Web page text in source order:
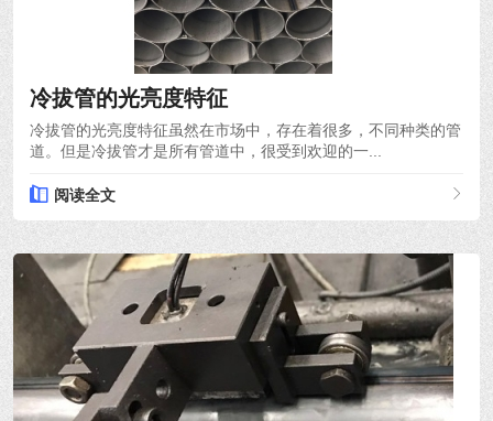
冷拔管的光亮度特征
冷拔管的光亮度特征虽然在市场中，存在着很多，不同种类的管
道。但是冷拔管才是所有管道中，很受到欢迎的一...
阅读全文